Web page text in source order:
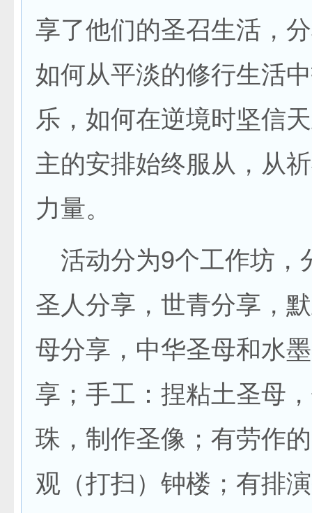
享了他们的圣召生活，
如何从平淡的修行生活
乐，如何在逆境时坚信
主的安排始终服从，从
力量。
活动分为9个工作坊，
圣人分享，世青分享，
母分享，中华圣母和水
享；手工：捏粘土圣母
珠，制作圣像；有劳作
观（打扫）钟楼；有排